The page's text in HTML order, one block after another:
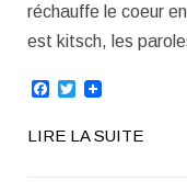
réchauffe le coeur
est kitsch, les
Facebook
Twitter
LIRE LA SUITE